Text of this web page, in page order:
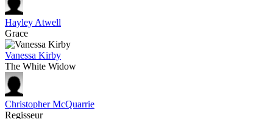
Hayley Atwell
Grace
Vanessa Kirby
The White Widow
Christopher McQuarrie
Regisseur